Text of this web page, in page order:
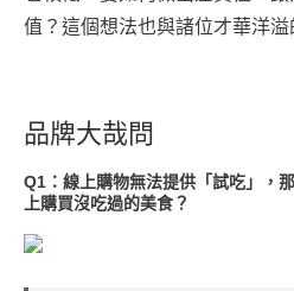
值？這個想法也與諸位才華洋溢
品牌大哉問
Q1：線上購物無法提供「試吃」，
上購買沒吃過的美食？